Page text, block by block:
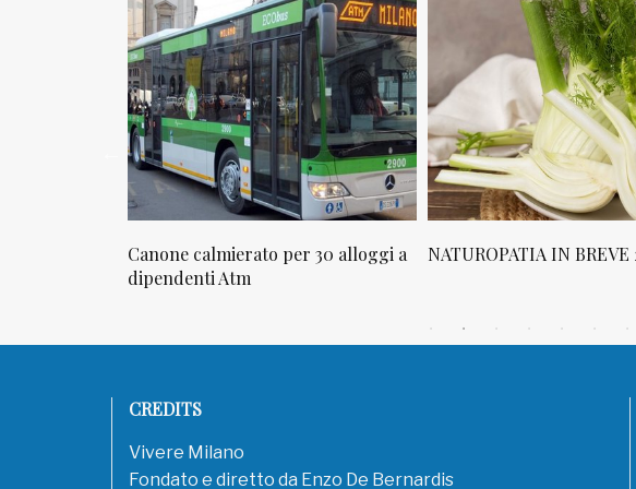
Canone calmierato per 30 alloggi a
dipendenti Atm
NATUROPATIA IN BREVE
CREDITS
Vivere Milano
Fondato e diretto da Enzo De Bernardis